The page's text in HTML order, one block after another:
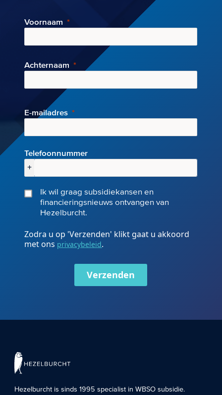
Voornaam
Achternaam
E-mailadres
Telefoonnummer
+
Ik wil graag subsidiekansen en
financieringsnieuws ontvangen van
Hezelburcht.
Zodra u op 'Verzenden' klikt gaat u akkoord
met ons privacybeleid.
Verzenden
Hezelburcht is sinds 1995 specialist inWBSO subsidie.